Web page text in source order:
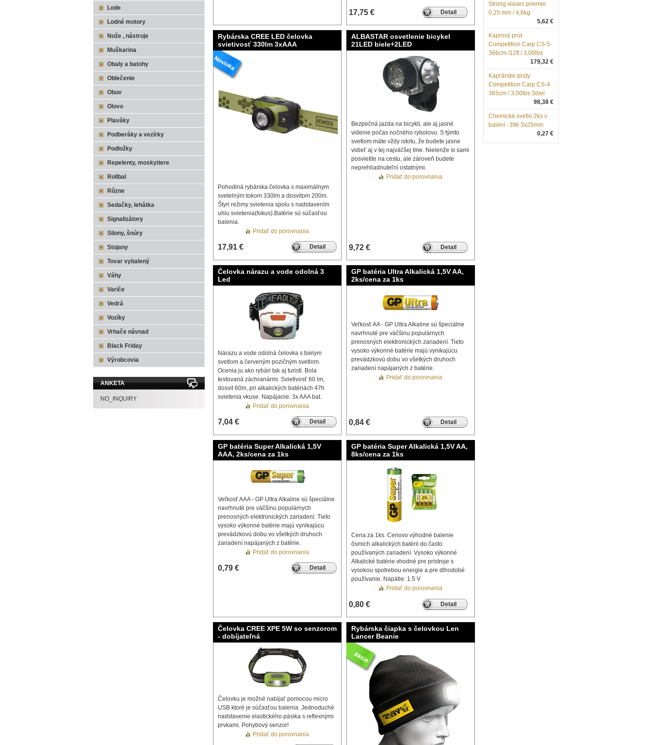
17,75 € Detail
Rybárska CREE LED čelovka
svietivosť 330lm 3xAAA
Pohodlná rybárska čelovka s maximálnym
svetelným tokom 330lm a dosvitom 200m.
Štyri režimy svietenia spolu s nadstavením
uhlu svietenia(fokus).Batérie sú súčasťou
balenia.
17,91 € Detail
Pridať do porovnania
ALBASTAR osvetlenie bicykel
21LED biele+2LED
Bezpečná jazda na bicykli, ale aj jasné
videnie počas nočného rybolovu. S týmto
svetlom máte vždy istotu, že budete jasne
vidieť aj v tej najväčšej tme. Nielenže si sami
posvietite na cestu, ale zároveň budete
neprehliadnuteľní ostatnými.
9,72 € Detail
Pridať do porovnania
Čelovka nárazu a vode odolná 3
Led
Nárazu a vode odolná čelovka s bielym
svetlom a červeným pozičným svetlom.
Ocenia ju ako rybári tak aj turisti. Bola
testovaná záchranármi. Svietivosť 60 lm,
dosvit 60m, pri alkalických batériách 47h
svietenia vkuse. Napájanie: 3x AAA bat.
7,04 € Detail
Pridať do porovnania
GP batéria Ultra Alkalická 1,5V AA,
2ks/cena za 1ks
Veľkosť AA - GP Ultra Alkaline sú špeciálne
navrhnuté pre väčšinu populárnych
prenosných elektronických zariadení. Tieto
vysoko výkonné batérie majú vynikajúcu
prevádzkovú dobu vo všetkých druhoch
zariadení napájaných z batérie.
0,84 € Detail
Pridať do porovnania
GP batéria Super Alkalická 1,5V
AAA, 2ks/cena za 1ks
Veľkosť AAA - GP Ultra Alkaline sú špeciálne
navrhnuté pre väčšinu populárnych
prenosných elektronických zariadení. Tieto
vysoko výkonné batérie majú vynikajúcu
prevádzkovú dobu vo všetkých druhoch
zariadení napájaných z batérie.
0,79 € Detail
Pridať do porovnania
GP batéria Super Alkalická 1,5V AA,
8ks/cena za 1ks
Cena za 1ks. Cenovo výhodné balenie
ôsmich alkalických batérii do často
používaných zariadení. Vysoko výkonné
Alkalické batérie vhodné pre prístroje s
vysokou spotrebou energie a pre dlhodobé
používanie. Napätie: 1.5 V
0,80 € Detail
Pridať do porovnania
Čelovka CREE XPE 5W so senzorom
- dobíjateľná
Čelovku je možné nabíjať pomocou micro
USB ktoré je súčasťou balenia. Jednoduché
nadstavenie elastického pásika s reflexnými
prvkami. Pohybový senzor!
Pridať do porovnania
Rybárska čiapka s čelovkou Len
Lancer Beanie
Lode
Lodné motory
Nože , nástroje
Muškarina
Obaly a batohy
Oblečenie
Obuv
Olovo
Plaváky
Podberáky a vezírky
Podložky
Repelenty, moskytiere
Rollbal
Rôzne
Sedačky, lehátka
Signalizátory
Silony, šnúry
Stojany
Tovar vybalený
Váhy
Variče
Vedrá
Vozíky
Vrhače návnad
Black Friday
Výrobcovia
ANKETA
NO_INQUIRY
Strong vlasec priemer
0,25 mm / 4,6kg
5,62 €
Kaprový prút
Competition Carp CS-5
366cm /12ft / 3,00lbs
179,32 €
Kaprárske prúty
Competition Carp CS-4
365cm / 3,00lbs 3diel
98,38 €
Chemické svetlo 2ks v
balení - žlté 3x25mm
0,27 €